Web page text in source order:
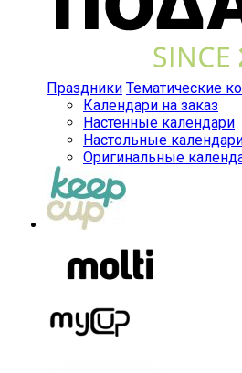
Праздники Тематические
Календари на заказ
Настенные календари
Настольные
Оригинальные